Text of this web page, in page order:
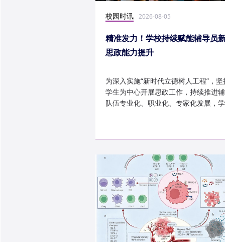
校园时讯 2026-08-05
精准发力！学校持续赋能辅导员
思政能力提升
为深入实施“新时代立德树人工程”，
学生为中心开展思政工作，持续推进
队伍专业化、职业化、专家化发展，